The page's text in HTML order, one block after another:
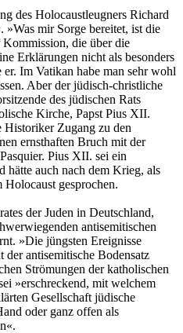
des Holocaustleugners Richard
»Was mir Sorge bereitet, ist die
Kommission, die über die
Erklärungen nicht als besonders
Im Vatikan habe man sehr wohl
Aber der jüdisch-christliche
des jüdischen Rats
Kirche, Papst Pius XII.
Historiker Zugang zu den
ernsthaften Bruch mit der
Pius XII. sei ein
hätte auch nach dem Krieg, als
gesprochen.
der Juden in Deutschland,
antisemitischen
»Die jüngsten Ereignisse
antisemitische Bodensatz
Strömungen der katholischen
»erschreckend, mit welchem
Gesellschaft jüdische
oder ganz offen als